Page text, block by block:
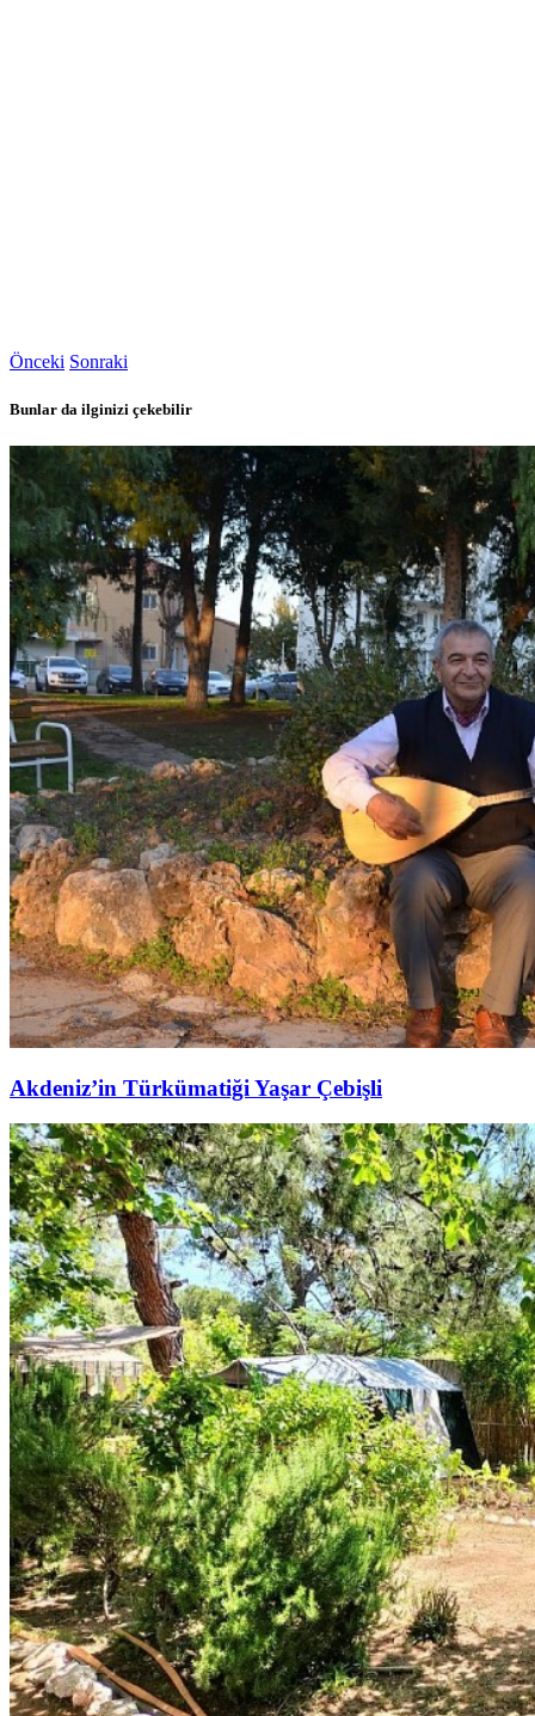
Önceki Sonraki
Bunlar da ilginizi çekebilir
Akdeniz’in Türkümatiği Yaşar Çebişli